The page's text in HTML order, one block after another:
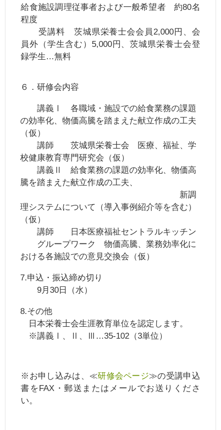
給食施設調理従事者および一般希望者 約80名
程度
受講料 茨城県栄養士会会員2,000円、会
員外（学生含む）5,000円、茨城県栄養士会登
録学生…無料
６．研修会内容
講義Ⅰ 各職域・施設での給食業務の課題
の効率化、物価高騰を踏まえた献立作成の工夫
（仮）
講師 茨城県栄養士会 医療、福祉、学
校健康教育専門研究会（仮）
講義Ⅱ 給食業務の課題の効率化、物価高
騰を踏まえた献立作成の工夫、
新調
理システムについて（導入事例紹介等を含む）
（仮）
講師 日本医療福祉セントラルキッチン
グループワーク 物価高騰、業務効率化に
おける各施設での意見交換会（仮）
7.申込・振込締め切り
9月30日（水）
8.その他
日本栄養士会生涯教育単位を認定します。
※講義Ⅰ、Ⅱ、Ⅲ…35-102（3単位）
※お申し込みは、≪研修会ページ≫の受講申込
書をFAX・郵送またはメールでお送りくださ
い。